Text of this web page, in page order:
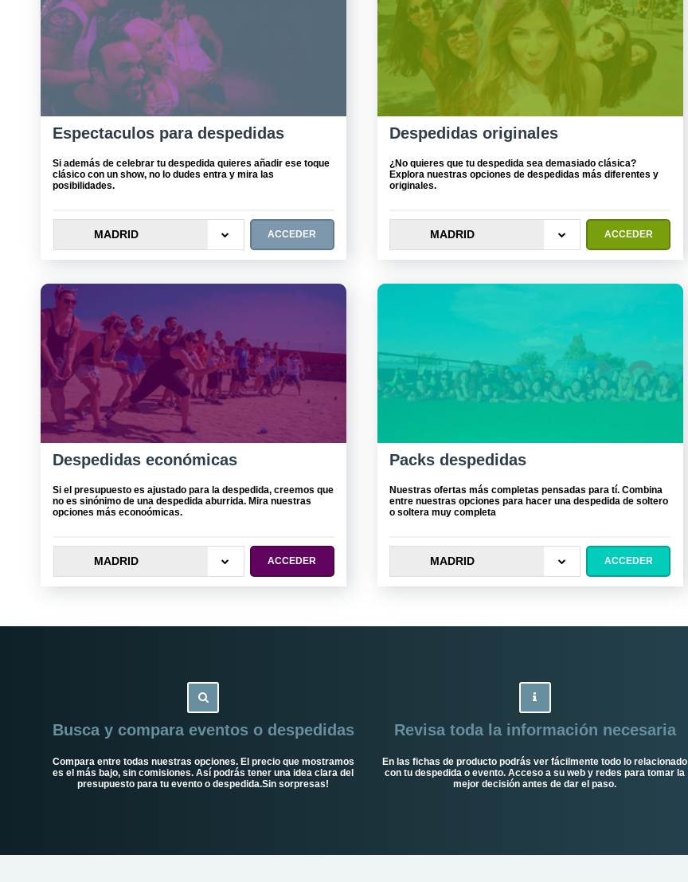
Espectaculos para despedidas
Si además de celebrar tu despedida quieres añadir ese toque
clásico con un show, no lo dudes entra y mira las
posibilidades.
MADRID ACCEDER
Despedidas originales
¿No quieres que tu despedida sea demasiado clásica?
Explora nuestras opciones de despedidas más diferentes y
originales.
MADRID ACCEDER
Despedidas económicas
Si el presupuesto es ajustado para la despedida, creemos que
no es sinónimo de una despedida aburrida. Mira nuestras
opciones más econoómicas.
MADRID ACCEDER
Packs despedidas
Nuestras ofertas más completas pensadas para tí. Combina
entre nuestras opciones para hacer una despedida de soltero
o soltera muy completa
MADRID ACCEDER
Busca y compara eventos o despedidas
Compara entre todas nuestras opciones. El precio que mostramos
es el más bajo, sin comisiones. Así podrás tener una idea clara del
presupuesto para tu evento o despedida.Sin sorpresas!
Revisa toda la información necesaria
En las fichas de producto podrás ver fácilmente todo lo relacionado
con tu despedida o evento. Acceso a su web y redes para tomar la
mejor decisión antes de dar el paso.